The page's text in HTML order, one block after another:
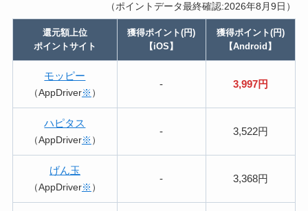
（ポイントデータ最終確認:2026年8月9日）
還元額上位
ポイントサイト
獲得ポイント(円)
【iOS】
獲得ポイント(円)
【Android】
モッピー
（AppDriver※ ）
- 3,997円
ハピタス
（AppDriver※ ）
- 3,522円
げん玉
（AppDriver※ ）
- 3,368円